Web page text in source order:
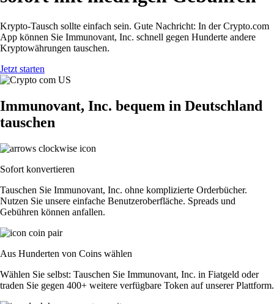
Krypto-Tausch sollte einfach sein. Gute Nachricht: In der Crypto.com
App können Sie Immunovant, Inc. schnell gegen Hunderte andere
Kryptowährungen tauschen.
Jetzt starten
Immunovant, Inc. bequem in Deutschland
tauschen
Sofort konvertieren
Tauschen Sie Immunovant, Inc. ohne komplizierte Orderbücher.
Nutzen Sie unsere einfache Benutzeroberfläche. Spreads und
Gebühren können anfallen.
Aus Hunderten von Coins wählen
Wählen Sie selbst: Tauschen Sie Immunovant, Inc. in Fiatgeld oder
traden Sie gegen 400+ weitere verfügbare Token auf unserer Plattform.